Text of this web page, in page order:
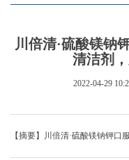
川倍清·硫酸镁钠
清洁剂
2022-04-29
【摘要】川倍清·硫酸镁钠钾口